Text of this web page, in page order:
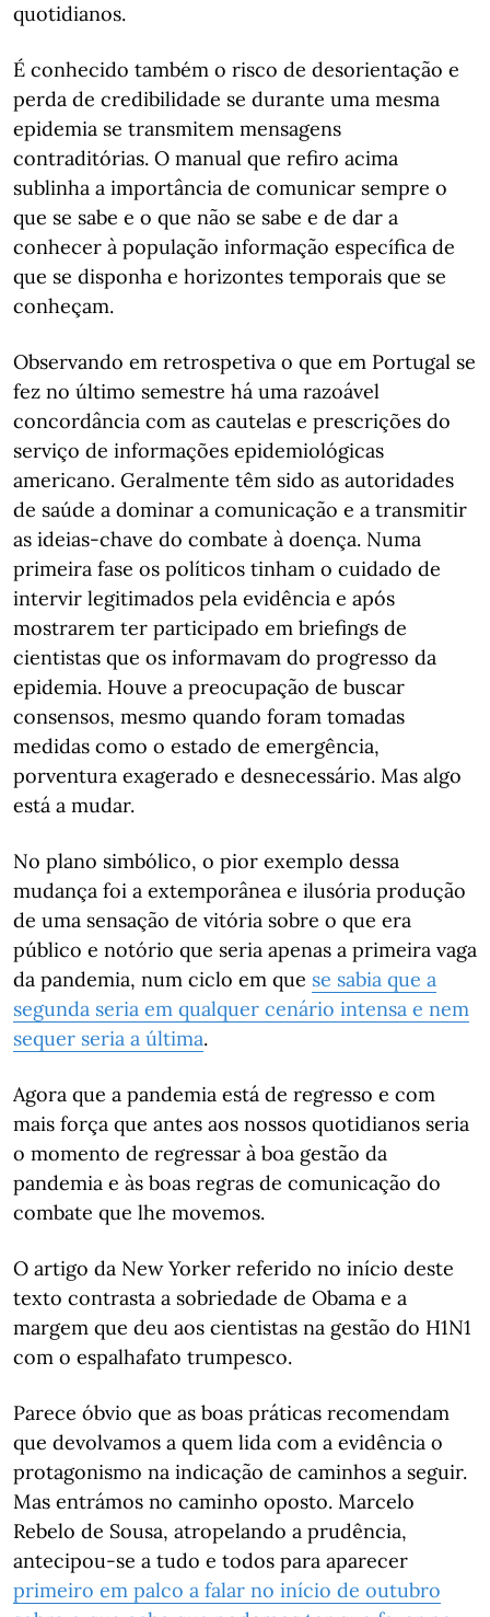
quotidianos.
É conhecido também o risco de desorientação e
perda de credibilidade se durante uma mesma
epidemia se transmitem mensagens
contraditórias. O manual que refiro acima
sublinha a importância de comunicar sempre o
que se sabe e o que não se sabe e de dar a
conhecer à população informação específica de
que se disponha e horizontes temporais que se
conheçam.
Observando em retrospetiva o que em Portugal se
fez no último semestre há uma razoável
concordância com as cautelas e prescrições do
serviço de informações epidemiológicas
americano. Geralmente têm sido as autoridades
de saúde a dominar a comunicação e a transmitir
as ideias-chave do combate à doença. Numa
primeira fase os políticos tinham o cuidado de
intervir legitimados pela evidência e após
mostrarem ter participado em briefings de
cientistas que os informavam do progresso da
epidemia. Houve a preocupação de buscar
consensos, mesmo quando foram tomadas
medidas como o estado de emergência,
porventura exagerado e desnecessário. Mas algo
está a mudar.
No plano simbólico, o pior exemplo dessa
mudança foi a extemporânea e ilusória produção
de uma sensação de vitória sobre o que era
público e notório que seria apenas a primeira vaga
da pandemia, num ciclo em que se sabia que a
segunda seria em qualquer cenário intensa e nem
sequer seria a última.
Agora que a pandemia está de regresso e com
mais força que antes aos nossos quotidianos seria
o momento de regressar à boa gestão da
pandemia e às boas regras de comunicação do
combate que lhe movemos.
O artigo da New Yorker referido no início deste
texto contrasta a sobriedade de Obama e a
margem que deu aos cientistas na gestão do H1N1
com o espalhafato trumpesco.
Parece óbvio que as boas práticas recomendam
que devolvamos a quem lida com a evidência o
protagonismo na indicação de caminhos a seguir.
Mas entrámos no caminho oposto. Marcelo
Rebelo de Sousa, atropelando a prudência,
antecipou-se a tudo e todos para aparecer
primeiro em palco a falar no início de outubro